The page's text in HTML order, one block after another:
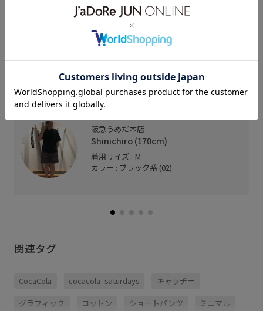
スタッフレビュー
Coca-Colaの総柄ショートパンツです。
阪急うめだ本店
Shinichiro (170cm)
着用サイズ : M
カラー : ブラック系 (02)
関連タグ
CocaCola cocacola_saturdays キャッチー
グラフィック コットン ショートパンツ ミニマル